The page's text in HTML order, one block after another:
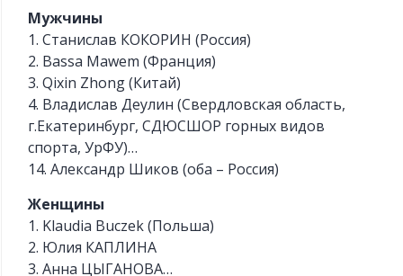
Мужчины
1. Станислав КОКОРИН (Россия)
2. Bassa Mawem (Франция)
3. Qixin Zhong (Китай)
4. Владислав Деулин (Свердловская область,
г.Екатеринбург, СДЮСШОР горных видов
спорта, УрФУ)…
14. Александр Шиков (оба – Россия)
Женщины
1. Klaudia Buczek (Польша)
2. Юлия КАПЛИНА
3. Анна ЦЫГАНОВА…